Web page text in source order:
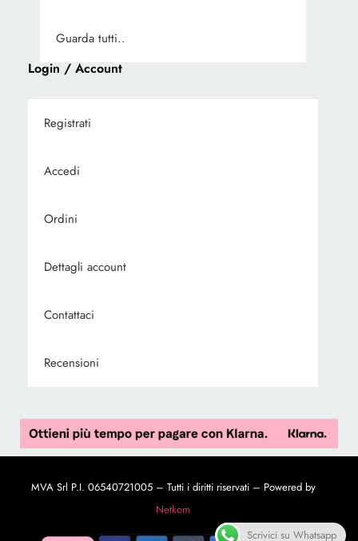
Guarda tutti..
Login / Account
Registrati
Accedi
Ordini
Dettagli account
Contattaci
Recensioni
MVA Srl P.I. 06540721005 – Tutti i diritti riservati – Powered by
Netkom
Scrivici su Whatsapp